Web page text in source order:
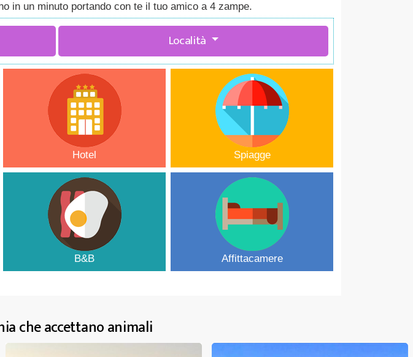
in un minuto portando con te il tuo amico a 4 zampe.
Località
Hotel Spiagge
B&B Affittacamere
che accettano animali